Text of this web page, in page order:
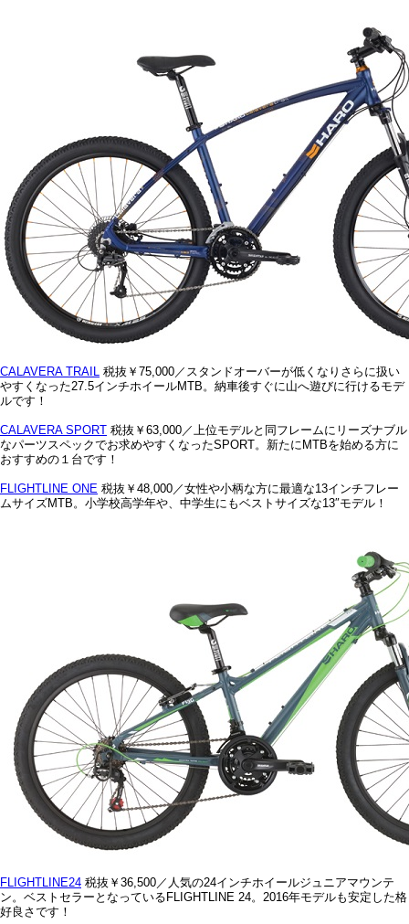
CALAVERA TRAIL 税抜￥75,000／スタンドオーバーが低くなりさらに扱い
やすくなった27.5インチホイールMTB。納車後すぐに山へ遊びに行けるモデ
ルです！
CALAVERA SPORT 税抜￥63,000／上位モデルと同フレームにリーズナブル
なパーツスペックでお求めやすくなったSPORT。新たにMTBを始める方に
おすすめの１台です！
FLIGHTLINE ONE 税抜￥48,000／女性や小柄な方に最適な13インチフレー
ムサイズMTB。小学校高学年や、中学生にもベストサイズな13″モデル！
FLIGHTLINE24 税抜￥36,500／人気の24インチホイールジュニアマウンテ
ン。ベストセラーとなっているFLIGHTLINE 24。2016年モデルも安定した格
好良さです！